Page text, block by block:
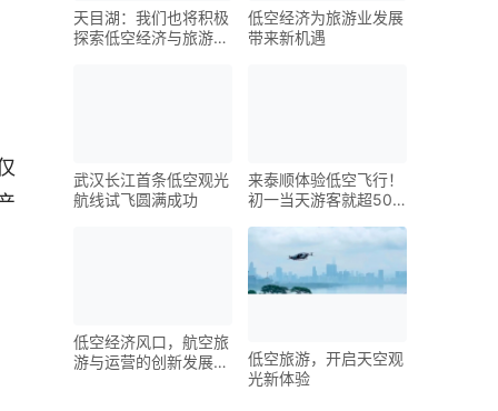
天目湖：我们也将积极
探索低空经济与旅游业
低空经济为旅游业发展
带来新机遇
武汉长江首条低空观光
航线试飞圆满成功
来泰顺体验低空飞行！
初一当天游客就超500
低空经济风口，航空旅
游与运营的创新发展之
低空旅游，开启天空观
光新体验